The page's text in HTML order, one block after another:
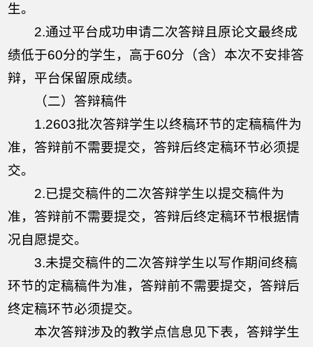
生。
2.通过平台成功申请二次答辩且原论文最终成
绩低于60分的学生，高于60分（含）本次不安排答
辩，平台保留原成绩。
（二）答辩稿件
1.2603批次答辩学生以终稿环节的定稿稿件为
准，答辩前不需要提交，答辩后终定稿环节必须提
交。
2.已提交稿件的二次答辩学生以提交稿件为
准，答辩前不需要提交，答辩后终定稿环节根据情
况自愿提交。
3.未提交稿件的二次答辩学生以写作期间终稿
环节的定稿稿件为准，答辩前不需要提交，答辩后
终定稿环节必须提交。
本次答辩涉及的教学点信息见下表，答辩学生